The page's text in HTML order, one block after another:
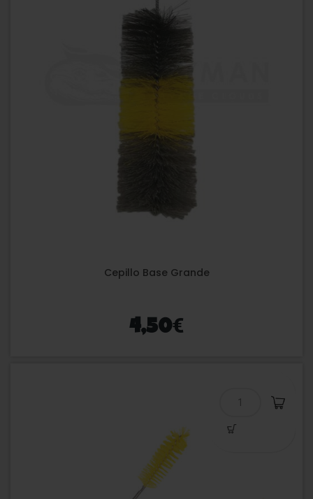
Cepillo Base Grande
4,50€